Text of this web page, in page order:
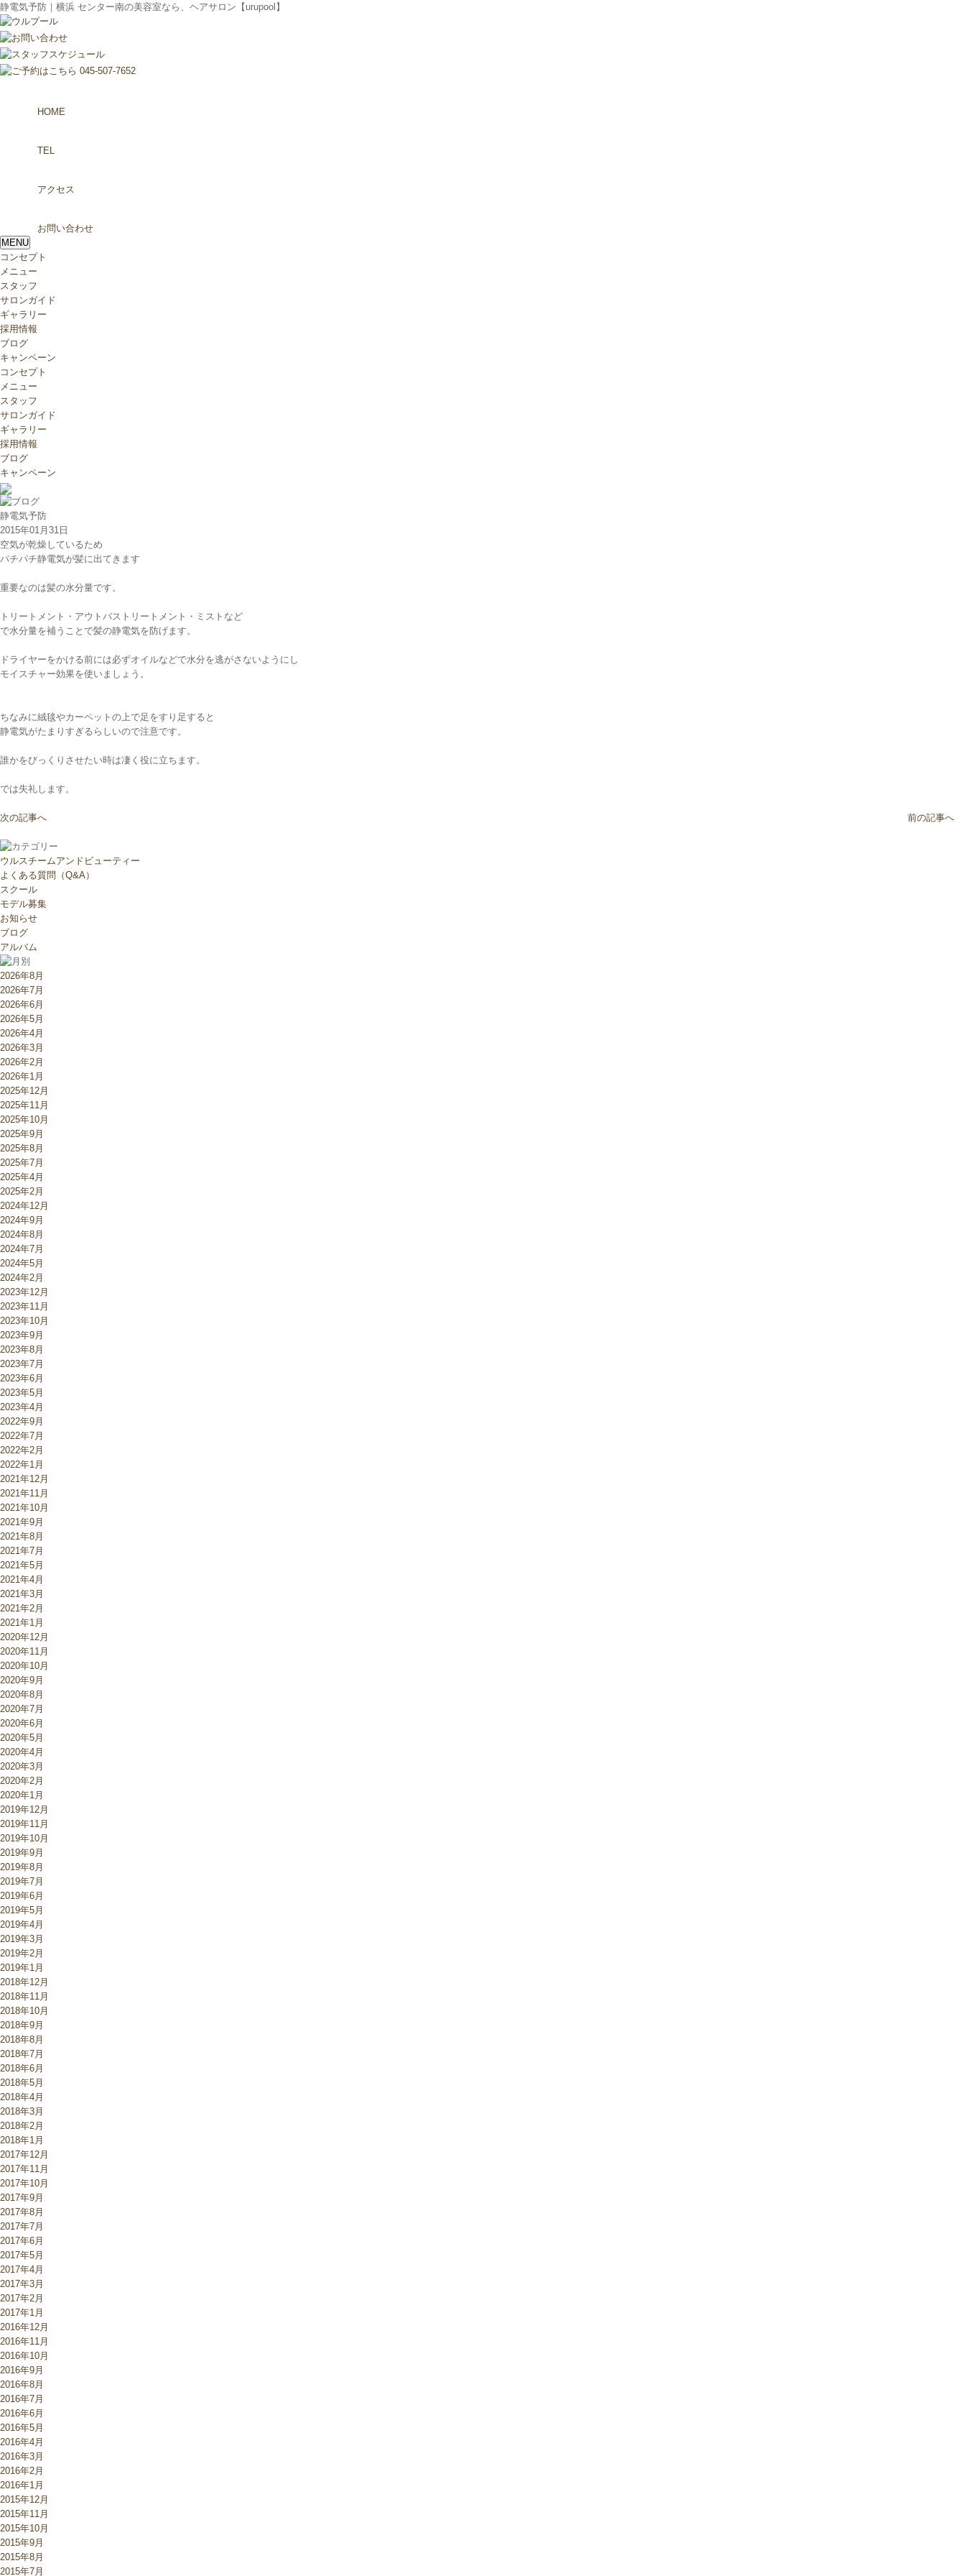
静電気予防｜横浜 センター南の美容室なら、ヘアサロン【urupool】
HOME
TEL
アクセス
お問い合わせ
MENU
コンセプト
メニュー
スタッフ
サロンガイド
ギャラリー
採用情報
ブログ
キャンペーン
コンセプト
メニュー
スタッフ
サロンガイド
ギャラリー
採用情報
ブログ
キャンペーン
静電気予防
2015年01月31日
空気が乾燥しているため
パチパチ静電気が髪に出てきます
重要なのは髪の水分量です。
トリートメント・アウトバストリートメント・ミストなど
で水分量を補うことで髪の静電気を防げます。
ドライヤーをかける前には必ずオイルなどで水分を逃がさないようにし
モイスチャー効果を使いましょう。
ちなみに絨毯やカーペットの上で足をすり足すると
静電気がたまりすぎるらしいので注意です。
誰かをびっくりさせたい時は凄く役に立ちます。
では失礼します。
次の記事へ 前の記事へ
ウルスチームアンドビューティー
よくある質問（Q&A）
スクール
モデル募集
お知らせ
ブログ
アルバム
2026年8月
2026年7月
2026年6月
2026年5月
2026年4月
2026年3月
2026年2月
2026年1月
2025年12月
2025年11月
2025年10月
2025年9月
2025年8月
2025年7月
2025年4月
2025年2月
2024年12月
2024年9月
2024年8月
2024年7月
2024年5月
2024年2月
2023年12月
2023年11月
2023年10月
2023年9月
2023年8月
2023年7月
2023年6月
2023年5月
2023年4月
2022年9月
2022年7月
2022年2月
2022年1月
2021年12月
2021年11月
2021年10月
2021年9月
2021年8月
2021年7月
2021年5月
2021年4月
2021年3月
2021年2月
2021年1月
2020年12月
2020年11月
2020年10月
2020年9月
2020年8月
2020年7月
2020年6月
2020年5月
2020年4月
2020年3月
2020年2月
2020年1月
2019年12月
2019年11月
2019年10月
2019年9月
2019年8月
2019年7月
2019年6月
2019年5月
2019年4月
2019年3月
2019年2月
2019年1月
2018年12月
2018年11月
2018年10月
2018年9月
2018年8月
2018年7月
2018年6月
2018年5月
2018年4月
2018年3月
2018年2月
2018年1月
2017年12月
2017年11月
2017年10月
2017年9月
2017年8月
2017年7月
2017年6月
2017年5月
2017年4月
2017年3月
2017年2月
2017年1月
2016年12月
2016年11月
2016年10月
2016年9月
2016年8月
2016年7月
2016年6月
2016年5月
2016年4月
2016年3月
2016年2月
2016年1月
2015年12月
2015年11月
2015年10月
2015年9月
2015年8月
2015年7月